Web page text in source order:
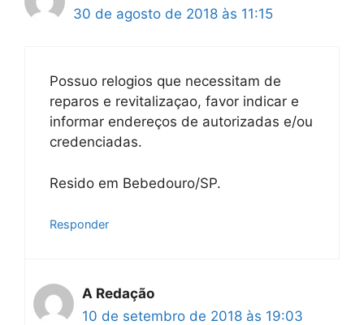
30 de agosto de 2018 às 11:15
Possuo relogios que necessitam de
reparos e revitalizaçao, favor indicar e
informar endereços de autorizadas e/ou
credenciadas.
Resido em Bebedouro/SP.
Responder
A Redação
10 de setembro de 2018 às 19:03